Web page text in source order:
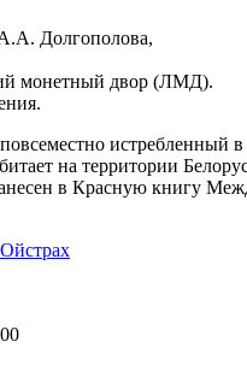
Долгополова,
монетный двор (ЛМД).
истребленный
на территории
в Красную книгу